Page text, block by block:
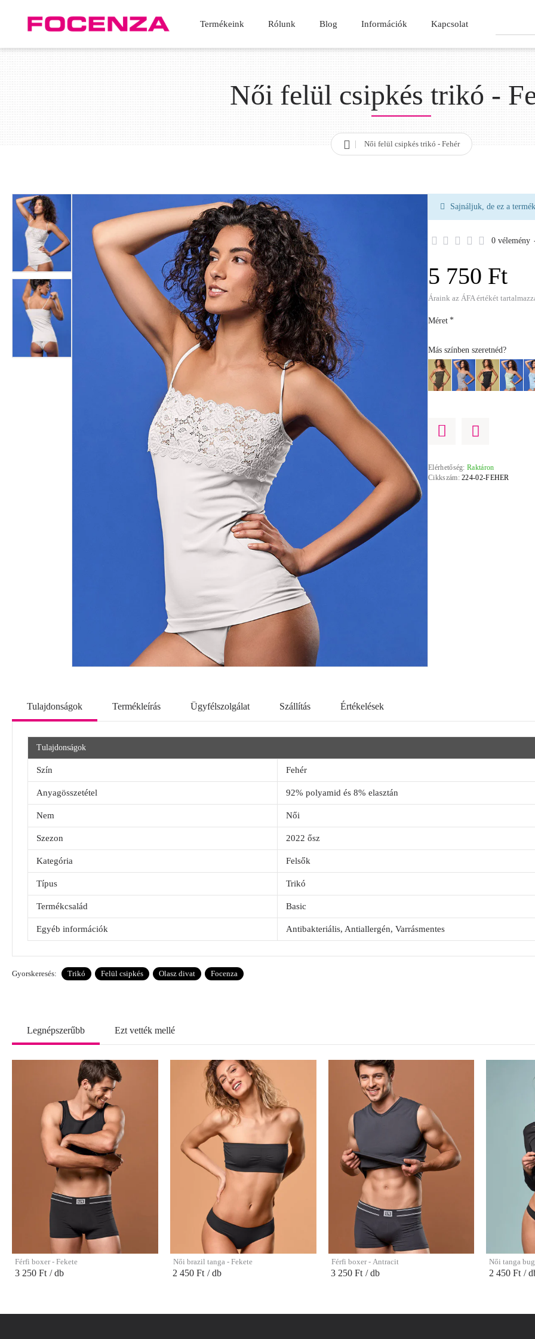
Termékeink Rólunk Blog Információk Kapcsolat
Női felül csipkés trikó -
h
Női felül csipkés trikó - Fehér
Sajnáljuk, de ez a
Elérhetőség:Raktáron
Cikkszám:224-02-FEHER
0 vélemény
5 750 Ft
Áraink az ÁFA értékét
Más színben szeretnéd?
Méret
Tulajdonságok Termékleírás Ügyfélszolgálat Szállítás Értékelések
Tulajdonságok
Szín Fehér
Anyagösszetétel 92% polyamid és 8% elasztán
Nem Női
Szezon 2022 ősz
Kategória Felsők
Típus Trikó
Termékcsalád Basic
Egyéb információk Antibakteriális, Antiallergén, Varrásmentes
Gyorskeresés: Trikó Felül csipkés Olasz divat Focenza
Legnépszerűbb Ezt vették mellé
Férfi boxer - Fekete
3 250 Ft / db
Női brazil tanga - Fekete
2 450 Ft / db
Férfi boxer - Antracit
3 250 Ft / db
Női tanga
2 450 Ft /